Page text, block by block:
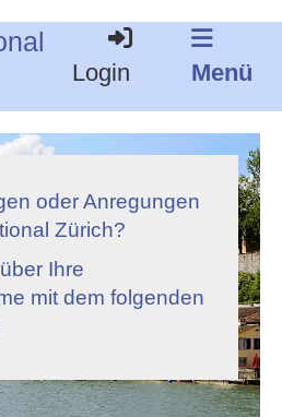
Login Menü
oder Anregungen
Zürich?
Ihre
mit dem folgenden